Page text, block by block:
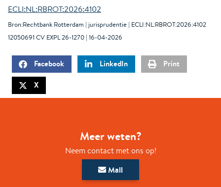
ECLI:NL:RBROT:2026:4102
Bron:Rechtbank Rotterdam | jurisprudentie | ECLI:NL:RBROT:2026:4102
12050691 CV EXPL 26-1270 | 16-04-2026
Facebook LinkedIn Print
X
Meer weten?
Neem contact met ons op!
Mail